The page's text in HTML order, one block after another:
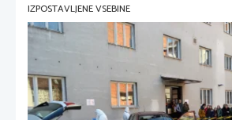
IZPOSTAVLJENE VSEBINE